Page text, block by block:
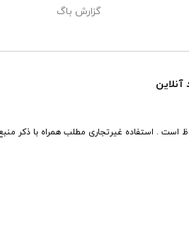
گزارش باگ
آنلاین
است . استفاده غیرتجاری مطلب همراه با ذکر